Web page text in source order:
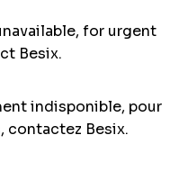
for urgent
Besix.
indisponible, pour
contactez Besix.